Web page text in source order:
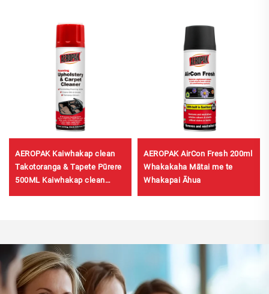
AEROPAK Kaiwhakap clean
Takotoranga & Tapete Pūrere
500ML Kaiwhakap clean
AEROPAK AirCon Fresh 200ml
Whakakaha Mātai me te
Whakapai Āhua